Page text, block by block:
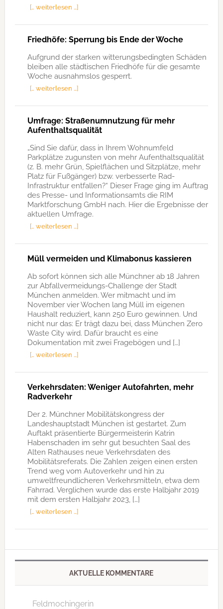
[… weiterlesen …]
Friedhöfe: Sperrung bis Ende der Woche
Aufgrund der starken witterungsbedingten Schäden
bleiben alle städtischen Friedhöfe für die gesamte
Woche ausnahmslos gesperrt.
[… weiterlesen …]
Umfrage: Straßenumnutzung für mehr
Aufenthaltsqualität
„Sind Sie dafür, dass in Ihrem Wohnumfeld
Parkplätze zugunsten von mehr Aufenthaltsqualität
(z. B. mehr Grün, Spielflächen und Sitzplätze, mehr
Platz für Fußgänger) bzw. verbesserte Rad-
Infrastruktur entfallen?“ Dieser Frage ging im Auftrag
des Presse- und Informationsamts die RIM
Marktforschung GmbH nach. Hier die Ergebnisse der
aktuellen Umfrage.
[… weiterlesen …]
Müll vermeiden und Klimabonus kassieren
Ab sofort können sich alle Münchner ab 18 Jahren
zur Abfallvermeidungs-Challenge der Stadt
München anmelden. Wer mitmacht und im
November vier Wochen lang Müll im eigenen
Haushalt reduziert, kann 250 Euro gewinnen. Und
nicht nur das: Er trägt dazu bei, dass München Zero
Waste City wird. Dafür braucht es eine
Dokumentation mit zwei Fragebögen und […]
[… weiterlesen …]
Verkehrsdaten: Weniger Autofahrten, mehr
Radverkehr
Der 2. Münchner Mobilitätskongress der
Landeshauptstadt München ist gestartet. Zum
Auftakt präsentierte Bürgermeisterin Katrin
Habenschaden im sehr gut besuchten Saal des
Alten Rathauses neue Verkehrsdaten des
Mobilitätsreferats. Die Zahlen zeigen einen ersten
Trend weg vom Autoverkehr und hin zu
umweltfreundlicheren Verkehrsmitteln, etwa dem
Fahrrad. Verglichen wurde das erste Halbjahr 2019
mit dem ersten Halbjahr 2023, […]
[… weiterlesen …]
AKTUELLE KOMMENTARE
Feldmochingerin